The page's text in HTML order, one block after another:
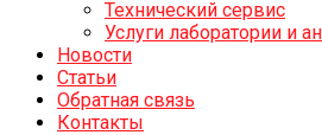
Технический сервис
Услуги лаборатории и
Новости
Статьи
Обратная связь
Контакты